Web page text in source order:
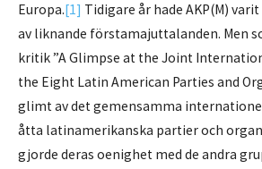
Europa.[1] Tidigare år hade AKP(M)
av liknande förstamajuttalanden. Men
kritik ”A Glimpse at the Joint
the Eight Latin American Parties and
glimt av det gemensamma
åtta latinamerikanska partier och
gjorde deras oenighet med de andra